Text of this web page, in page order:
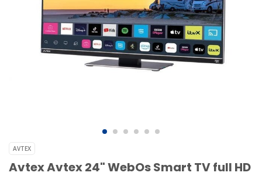
AVTEX
Avtex Avtex 24" WebOs Smart TV full HD